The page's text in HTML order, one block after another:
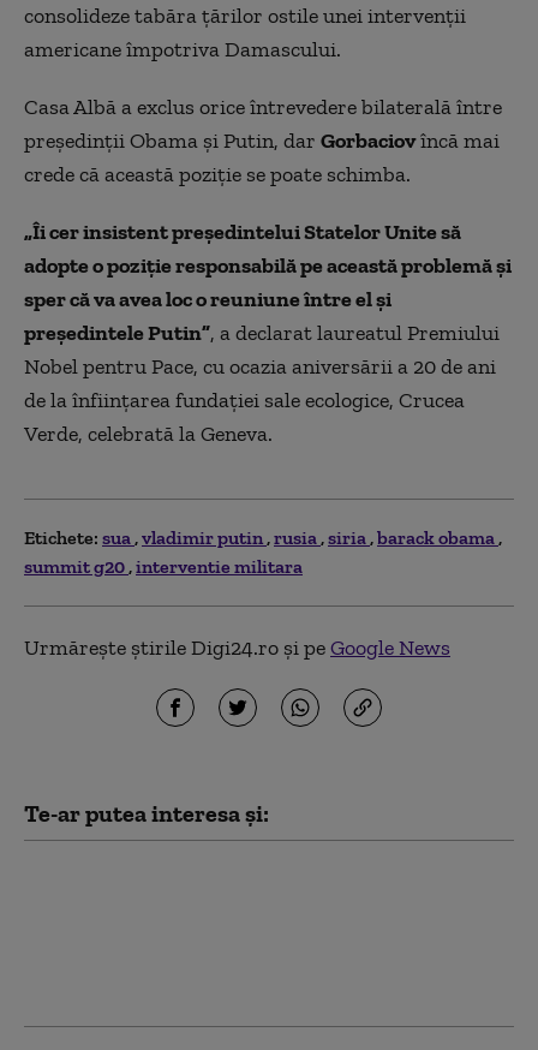
consolideze tabăra ţărilor ostile unei intervenţii
americane împotriva Damascului.
Casa Albă a exclus orice întrevedere bilaterală între
preşedinţii Obama şi Putin, dar Gorbaciovîncă mai
crede că această poziţie se poate schimba.
„Îi cer insistent preşedintelui Statelor Unite să
adopte o poziţie responsabilă pe această problemă şi
sper că va avea loc o reuniune între el şi
preşedintele Putin”, a declarat laureatul Premiului
Nobel pentru Pace, cu ocazia aniversării a 20 de ani
de la înfiinţarea fundaţiei sale ecologice, Crucea
Verde, celebrată la Geneva.
Etichete: sua vladimir putin rusia siria barack obama
summit g20 interventie militara
Urmărește știrile Digi24.ro și peGoogle News
Te-ar putea interesa și: